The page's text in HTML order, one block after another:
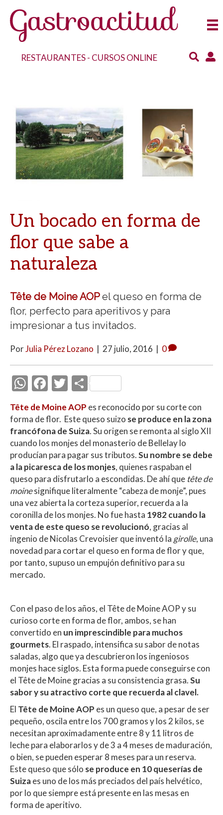
RESTAURANTES- CURSOS ONLINE
Un bocado en forma de
flor que sabe a
naturaleza
Tête de Moine AOP el queso en forma de
flor, perfecto para aperitivos y para
impresionar a tus invitados.
PorJulia Pérez Lozano | 27 julio, 2016 | 0
W
h
at
s
A
p
p
F
ac
e
b
o
o
k
T
w
itt
er
C
m
p
ar
ti
r
Tête de Moine AOP es reconocido por su corte con
forma de flor. Este queso suizo se produce en la zona
francófona de Suiza. Su origen se remonta al siglo XII
cuando los monjes del monasterio de Bellelay lo
producían para pagar sus tributos.Su nombre se debe
a la picaresca de los monjes, quienes raspaban el
queso para disfrutarlo a escondidas. De ahí que tête de
moinesignifique literalmente “cabeza de monje”, pues
una vez abierta la corteza superior, recuerda a la
coronilla de los monjes. No fue hasta 1982 cuando la
venta de este queso se revolucionó, gracias al
ingenio de Nicolas Crevoisier que inventó la girolle, una
novedad para cortar el queso en forma de flor y que,
por tanto, supuso un empujón definitivo para su
mercado.
Con el paso de los años, el Tête de Moine AOP y su
curioso corte en forma de flor, ambos, se han
convertido en un imprescindible para muchos
gourmets. El raspado, intensifica su sabor de notas
saladas, algo que ya descubrieron los ingeniosos
monjes hace siglos. Esta forma puede conseguirse con
el Tête de Moine gracias a su consistencia grasa.Su
sabor y su atractivo corte que recuerda al clavel.
El Tête de Moine AOP es un queso que, a pesar de ser
pequeño, oscila entre los 700 gramos y los 2 kilos, se
necesitan aproximadamente entre 8 y 11 litros de
leche para elaborarlos y de 3 a 4 meses de maduración,
o bien, se pueden esperar 8 meses para un reserva.
Este queso que sólo se produce en 10 queserías de
Suizaes uno de los más preciados del país helvético,
por lo que siempre está presente en las mesas en
forma de aperitivo.